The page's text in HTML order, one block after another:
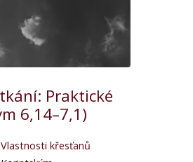
Praktické
6,14–7,1)
Vlastnosti křesťanů